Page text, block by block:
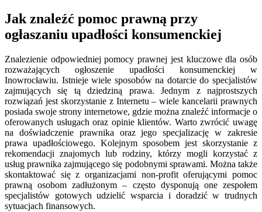
Jak znaleźć pomoc prawną przy
ogłaszaniu upadłości konsumenckiej
Znalezienie odpowiedniej pomocy prawnej jest kluczowe dla osób
rozważających ogłoszenie upadłości konsumenckiej w
Inowrocławiu. Istnieje wiele sposobów na dotarcie do specjalistów
zajmujących się tą dziedziną prawa. Jednym z najprostszych
rozwiązań jest skorzystanie z Internetu – wiele kancelarii prawnych
posiada swoje strony internetowe, gdzie można znaleźć informacje o
oferowanych usługach oraz opinie klientów. Warto zwrócić uwagę
na doświadczenie prawnika oraz jego specjalizację w zakresie
prawa upadłościowego. Kolejnym sposobem jest skorzystanie z
rekomendacji znajomych lub rodziny, którzy mogli korzystać z
usług prawnika zajmującego się podobnymi sprawami. Można także
skontaktować się z organizacjami non-profit oferującymi pomoc
prawną osobom zadłużonym – często dysponują one zespołem
specjalistów gotowych udzielić wsparcia i doradzić w trudnych
sytuacjach finansowych.